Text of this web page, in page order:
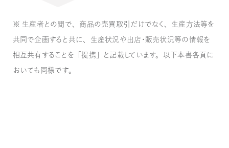
※ 生産者との間で、商品の売買取引だけでなく、生産方法等を
共同で企画すると共に、生産状況や出店・販売状況等の情報を
相互共有することを「提携」と記載しています。以下本書各頁に
おいても同様です。